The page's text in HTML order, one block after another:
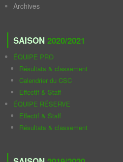
Archives
SAISON 2020/2021
ÉQUIPE PRO
Résultats & classement
Calendrier du CSC
Effectif & Staff
ÉQUIPE RÉSERVE
Effectif & Staff
Résultats & classement